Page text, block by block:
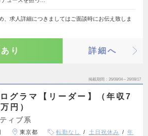
、求人詳細につきましてはご面談時にお伝え致しま
り 詳細へ
掲載期間 26/08/04～26/08/17
グラマ【リーダー】（年収7
円）
ィブ系
東京都 転勤なし 土日祝休み
年